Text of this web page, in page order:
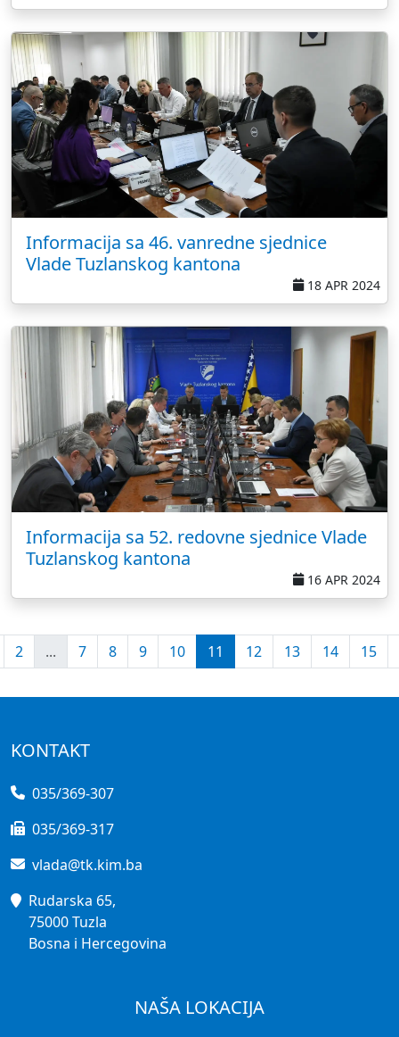
Informacija sa 46. vanredne sjednice
Vlade Tuzlanskog kantona
18 APR 2024
Informacija sa 52. redovne sjednice Vlade
Tuzlanskog kantona
16 APR 2024
2 ... 7 8 9 10 11 12 13 14 15
KONTAKT
035/369-307
035/369-317
vlada@tk.kim.ba
Rudarska 65,
75000 Tuzla
Bosna i Hercegovina
NAŠA LOKACIJA